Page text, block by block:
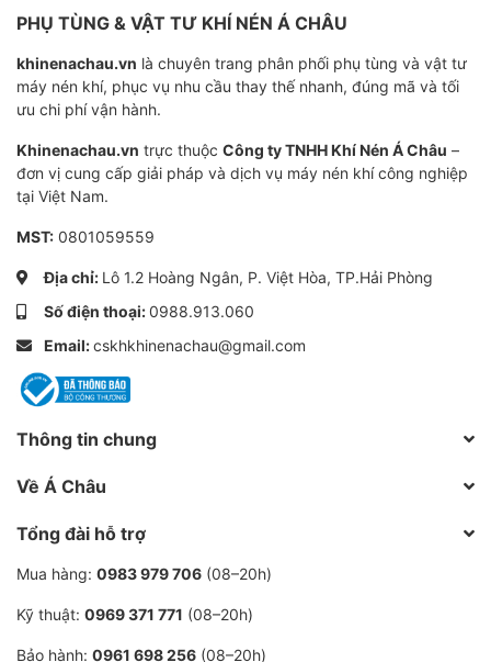
bị trên tàu.
- Dùng để thông gió, làm hoạt động các thiết bị dùng
khí để thăm dò độ sâu.
- Dùng để khử trùng, nhiều thiết bị y tế hiện nay đều
dùng máy nén khí để hoạt động.
và sản xuất hạt nhựa PET
- Đóng gói , vận chuyển và sản xuất thuốc kháng sinh,
liệu, thiết bị y tế, dùng để phun rửa vỏ thuốc,...
- Tạo áp lực lên súng phu sơn, điều khiển tự động hóa,
vệ sinh làm sạch bụi. Dùng trong in ấn, nấu chảy kim
Chính sách mua hàng tại Khí Nén
Á Châu
- Máy nén khí Puma PX20100
PHỤ TÙNG & VẬT TƯ KHÍ NÉN Á CHÂU
khinenachau.vn là chuyên trang phân phối phụ tùng và vật tư
máy nén khí, phục vụ nhu cầu thay thế nhanh, đúng mã và tối
ưu chi phí vận hành.
Khinenachau.vn trực thuộc Công ty TNHH Khí Nén Á Châu –
đơn vị cung cấp giải pháp và dịch vụ máy nén khí công nghiệp
tại Việt Nam.
MST: 0801059559
Địa chỉ: Lô 1.2 Hoàng Ngân, P. Việt Hòa, TP.Hải Phòng
Số điện thoại:0988.913.060
Email:cskhkhinenachau@gmail.com
Thông tin chung
Về Á Châu
Tổng đài hỗ trợ
Mua hàng: 0983 979 706 (08–20h)
Kỹ thuật: 0969 371 771 (08–20h)
Bảo hành: 0961 698 256 (08–20h)